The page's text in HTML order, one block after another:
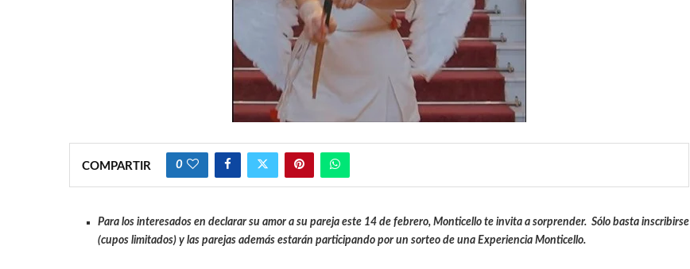
COMPARTIR 0
Para los interesados en declarar su amor a su pareja este 14 de febrero, Monticello te invita a sorprender. Sólo basta inscribirse
(cupos limitados) y las parejas además estarán participando por un sorteo de una Experiencia Monticello.